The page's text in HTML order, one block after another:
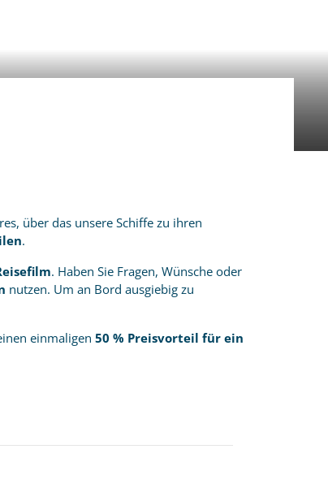
über das unsere Schiffe zu ihren
.
. Haben Sie Fragen, Wünsche oder
nutzen. Um an Bord ausgiebig zu
einmaligen 50 % Preisvorteil für ein